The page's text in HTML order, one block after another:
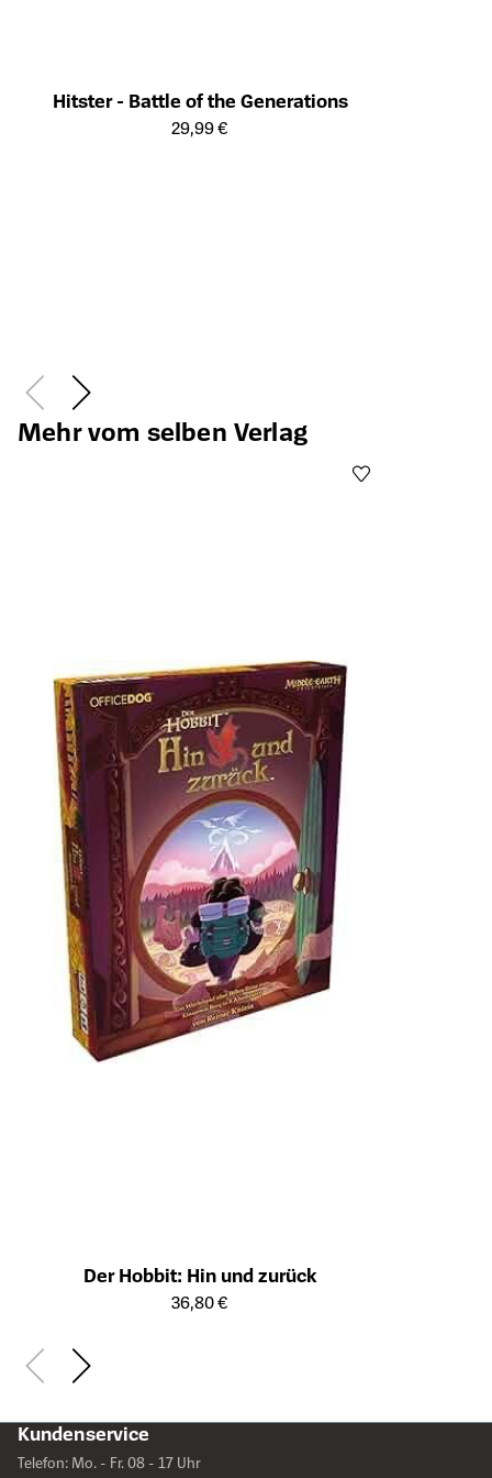
Hitster - Battle of the Generations
Öffnet die Detailseite des Produkts
29,99 €
Mehr vom selben Verlag
Der Hobbit: Hin und zurück
Öffnet die Detailseite des Produkts
36,80 €
Kundenservice
Telefon: Mo. - Fr. 08 - 17 Uhr